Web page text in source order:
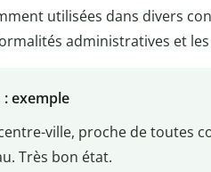
utilisées dans divers
administratives et
exemple
ville, proche de toutes
Très bon état.